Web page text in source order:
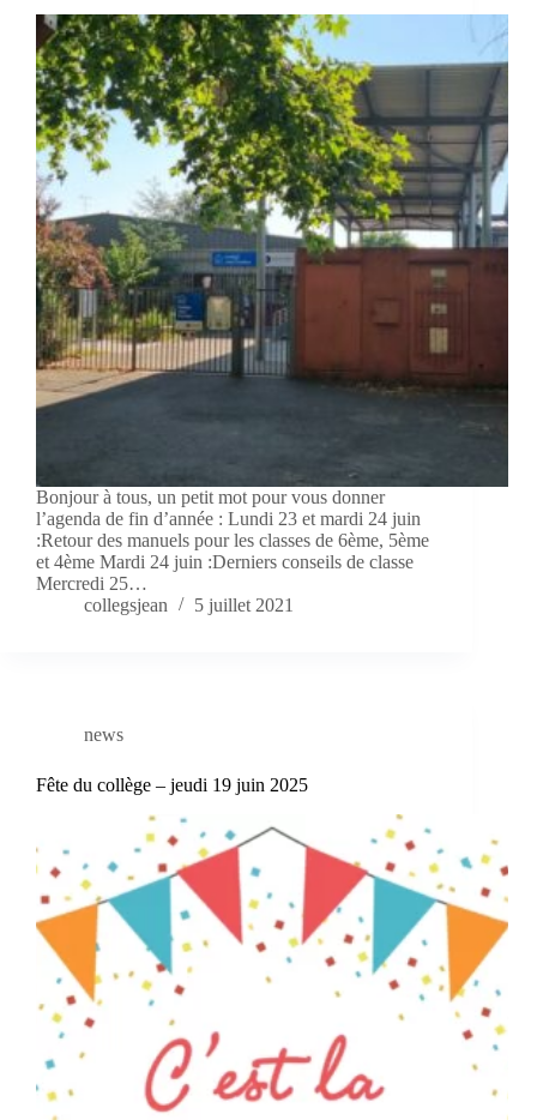
Bonjour à tous, un petit mot pour vous donner
l’agenda de fin d’année : Lundi 23 et mardi 24 juin
:Retour des manuels pour les classes de 6ème, 5ème
et 4ème Mardi 24 juin :Derniers conseils de classe
Mercredi 25…
collegsjean
5 juillet 2021
news
Fête du collège – jeudi 19 juin 2025